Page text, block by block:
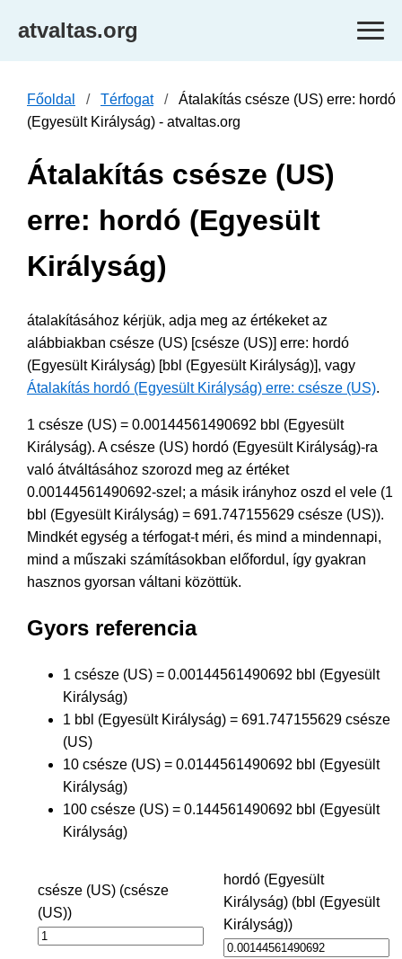
atvaltas.org
Főoldal Térfogat
Átalakítás csésze (US) erre: hordó
(Egyesült Királyság) - atvaltas.org
Átalakítás csésze (US)
erre: hordó (Egyesült
Királyság)
átalakításához kérjük, adja meg az értékeket az
alábbiakban csésze (US) [csésze (US)] erre: hordó
(Egyesült Királyság) [bbl (Egyesült Királyság)], vagy
Átalakítás hordó (Egyesült Királyság) erre: csésze (US).
1 csésze (US) = 0.00144561490692 bbl (Egyesült
Királyság). A csésze (US) hordó (Egyesült Királyság)-ra
való átváltásához szorozd meg az értéket
0.00144561490692-szel; a másik irányhoz oszd el vele (1
bbl (Egyesült Királyság) = 691.747155629 csésze (US)).
Mindkét egység a térfogat-t méri, és mind a mindennapi,
mind a műszaki számításokban előfordul, így gyakran
hasznos gyorsan váltani közöttük.
Gyors referencia
1 csésze (US) = 0.00144561490692 bbl (Egyesült
Királyság)
1 bbl (Egyesült Királyság) = 691.747155629 csésze
(US)
10 csésze (US) = 0.0144561490692 bbl (Egyesült
Királyság)
100 csésze (US) = 0.144561490692 bbl (Egyesült
Királyság)
csésze (US) (csésze
(US))
hordó (Egyesült
Királyság) (bbl (Egyesült
Királyság))